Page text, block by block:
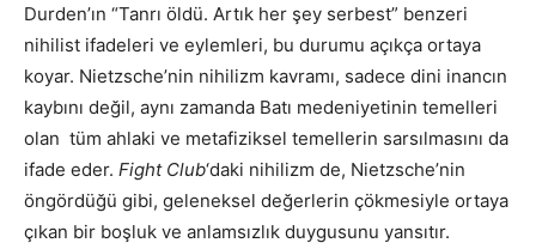
Durden’ın “Tanrı öldü. Artık her şey serbest” benzeri
nihilist ifadeleri ve eylemleri, bu durumu açıkça ortaya
koyar. Nietzsche’nin nihilizm kavramı, sadece dini inancın
kaybını değil, aynı zamanda Batı medeniyetinin temelleri
olan tüm ahlaki ve metafiziksel temellerin sarsılmasını da
ifade eder. Fight Club‘daki nihilizm de, Nietzsche’nin
öngördüğü gibi, geleneksel değerlerin çökmesiyle ortaya
çıkan bir boşluk ve anlamsızlık duygusunu yansıtır.